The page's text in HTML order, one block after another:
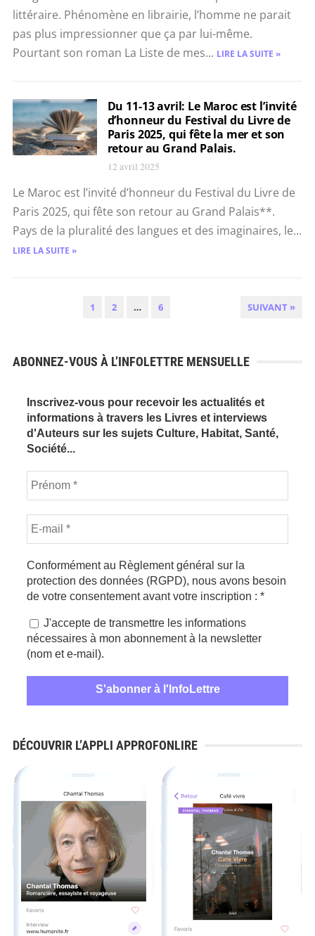
littéraire. Phénomène en librairie, l’homme ne parait
pas plus impressionner que ça par lui-même.
Pourtant son roman La Liste de mes... LIRE LA SUITE »
Du 11-13 avril: Le Maroc est l’invité
d’honneur du Festival du Livre de
Paris 2025, qui fête la mer et son
retour au Grand Palais.
12 avril 2025
Le Maroc est l’invité d’honneur du Festival du Livre de
Paris 2025, qui fête son retour au Grand Palais**.
Pays de la pluralité des langues et des imaginaires, le...
LIRE LA SUITE »
1 2 … 6 SUIVANT »
ABONNEZ-VOUS À L’INFOLETTRE MENSUELLE
Inscrivez-vous pour recevoir les actualités et
informations à travers les Livres et interviews
d'Auteurs sur les sujets Culture, Habitat, Santé,
Société...
Conformément au Règlement général sur la
protection des données (RGPD), nous avons besoin
de votre consentement avant votre inscription : *
J'accepte de transmettre les informations
nécessaires à mon abonnement à la newsletter
(nom et e-mail).
DÉCOUVRIR L’APPLI APPROFONLIRE